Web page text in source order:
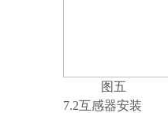
图五
7.2互感器安装